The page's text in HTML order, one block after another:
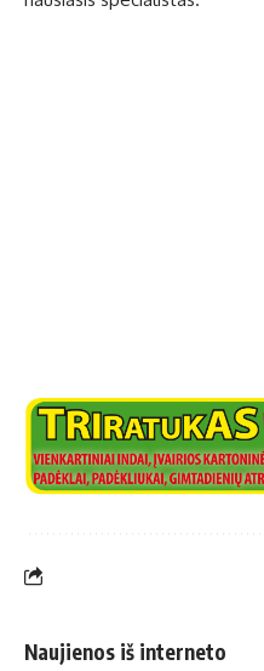
Naujienos iš interneto